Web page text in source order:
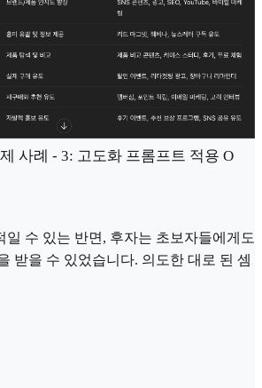
사례 - 3: 고도화 프롬프트 적용 O
일 수 있는 반면, 후자는 초보자들에게도
받을 수 있었습니다. 의도한 대로 된 셈